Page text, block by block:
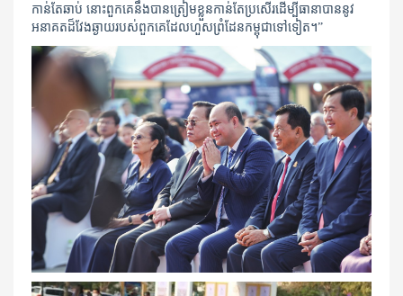
កាន់តែឆាប់ នោះពួកគេនឹងបានត្រៀមខ្លួនកាន់តែប្រសើរដើម្បីធានាបាននូវ
អនាគតដ៏វែងឆ្ងាយរបស់ពួកគេដែលហួសព្រំដែនកម្ពុជាទៅទៀត។”​